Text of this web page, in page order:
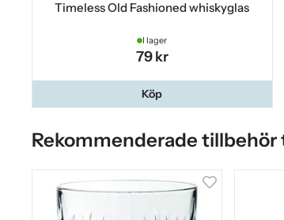
Timeless Old Fashioned whiskyglas
I lager
79 kr
Köp
Rekommenderade